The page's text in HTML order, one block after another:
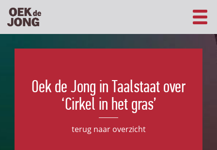
Oek de Jong in Taalstaat over
‘Cirkel in het gras’
terug naar overzicht